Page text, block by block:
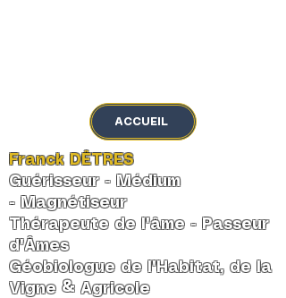
ACCUEIL
Franck DÊTRES
Guérisseur - Médium
- Magnétiseur
Thérapeute de l'âme - Passeur
d'Âmes
Géobiologue de l'Habitat, de la
Vigne & Agricole